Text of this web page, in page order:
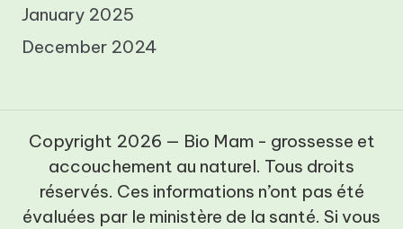
January 2025
December 2024
Copyright 2026 — Bio Mam - grossesse et
accouchement au naturel. Tous droits
réservés. Ces informations n’ont pas été
évaluées par le ministère de la santé. Si vous